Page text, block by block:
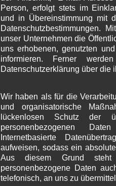
Person, erfolgt stets im
und in Übereinstimmung mit
Datenschutzbestimmungen.
unser Unternehmen die
uns erhobenen, genutzten
informieren. Ferner
Datenschutzerklärung über die
Wir haben als für die
und organisatorische
lückenlosen Schutz der
personenbezogenen
Internetbasierte
aufweisen, sodass ein
Aus diesem Grund
personenbezogene Daten
telefonisch, an uns zu